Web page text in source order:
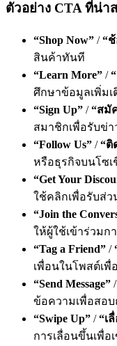
ตัวอย่าง CTA ที่น่า
“Shop Now” /“ช้
สินค้าทันที
“Learn More” /
ศึกษาข้อมูลเพิ่ม
“Sign Up” /“สมั
สมาชิกเพื่อรับข่
“Follow Us” /“ติ
หรือธุรกิจบนโซเ
“Get Your
ใช้คลิกเพื่อรับส่ว
“Join the
ให้ผู้ใช้เข้าร่วม
“Tag a Friend” /
เพื่อนในโพสต์เ
“Send Message” /
ข้อความเพื่อสอ
“Swipe Up” /“เ
การเลื่อนขึ้นเพื่อ